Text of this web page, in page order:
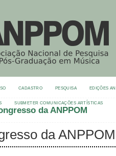
CADASTRO PESQUISA EDIÇÕES
SUBMETER COMUNICAÇÕES ARTÍSTICAS
da ANPPOM
da ANPPOM